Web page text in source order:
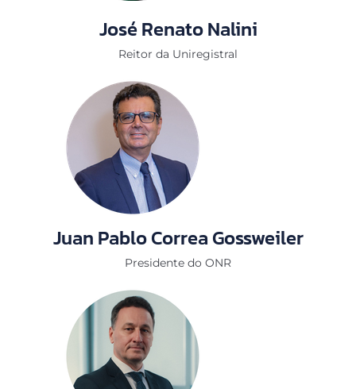
José Renato Nalini
Reitor da Uniregistral
Juan Pablo Correa Gossweiler
Presidente do ONR